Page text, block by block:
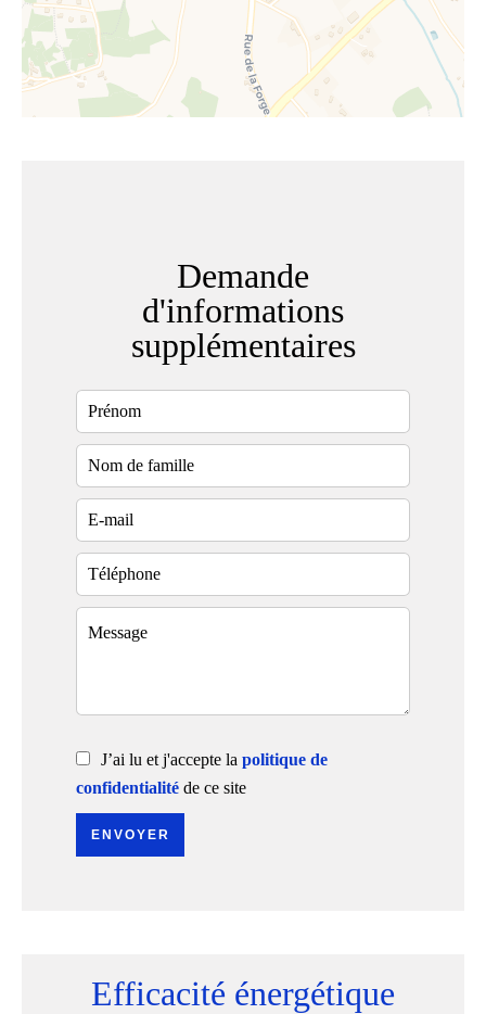
Demande
d'informations
supplémentaires
J’ai lu et j'accepte la politique de
confidentialité de ce site
ENVOYER
Efficacité énergétique